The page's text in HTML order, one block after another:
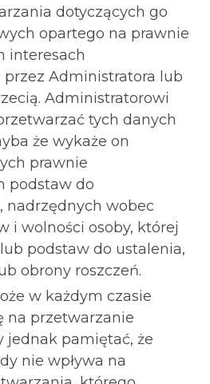
dotyczących go
opartego na prawnie
interesach
Administratora lub
Administratorowi
tych danych
że wykaże on
prawnie
podstaw do
nadrzędnych wobec
i wolności osoby, której
podstaw do ustalenia,
obrony roszczeń.
w każdym czasie
na przetwarzanie
jednak pamiętać, że
nie wpływa na